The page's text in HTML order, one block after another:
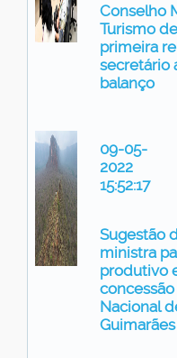
Conselho
Turismo
primeira
secretário
balanço
09-05-
2022
15:52:17
Sugestão
ministra
produtivo
Nacional
Guimarães